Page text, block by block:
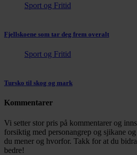
Sport og Fritid
Fjellskoene som tar deg frem overalt
Sport og Fritid
Tursko til skog og mark
Kommentarer
Vi setter stor pris på kommentarer og
forsiktig med personangrep og sjikane
du mener og hvorfor. Takk for at du
bedre!